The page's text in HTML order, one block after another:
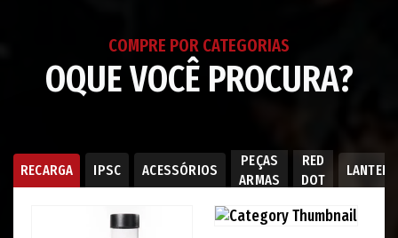
COMPRE POR CATEGORIAS
OQUE VOCÊ PROCURA?
RECARGA IPSC ACESSÓRIOS
PEÇAS
ARMAS
RED
DOT